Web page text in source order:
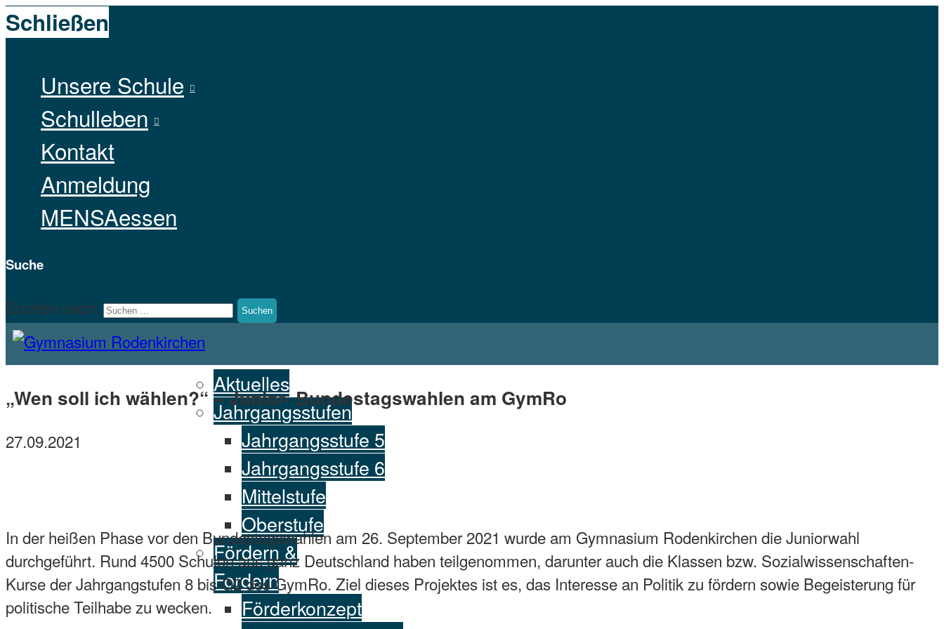
Schließen
Unsere Schule
Schulleben
Kontakt
Anmeldung
MENSAessen
Suche
Suchen nach:
Gymnasium Rodenkirchen
Homepage des Gymnasiums Rodenkirchen
Aktuelles
Jahrgangsstufen
Jahrgangsstufe 5
Jahrgangsstufe 6
Mittelstufe
Oberstufe
Fördern &
Fordern
Förderkonzept
„Wen soll ich wählen?“ – Junior- Bundestags­wahlen am GymRo
27.09.2021
In der heißen Phase vor den Bundestagswahlen am 26. September 2021 wurde am Gymnasium Rodenkirchen die Juniorwahl
durchgeführt. Rund 4500 Schulen aus ganz Deutschland haben teilgenommen, darunter auch die Klassen bzw. Sozialwissenschaften-
Kurse der Jahrgangstufen 8 bis Q2 des GymRo. Ziel dieses Projektes ist es, das Interesse an Politik zu fördern sowie Begeisterung für
politische Teilhabe zu wecken.